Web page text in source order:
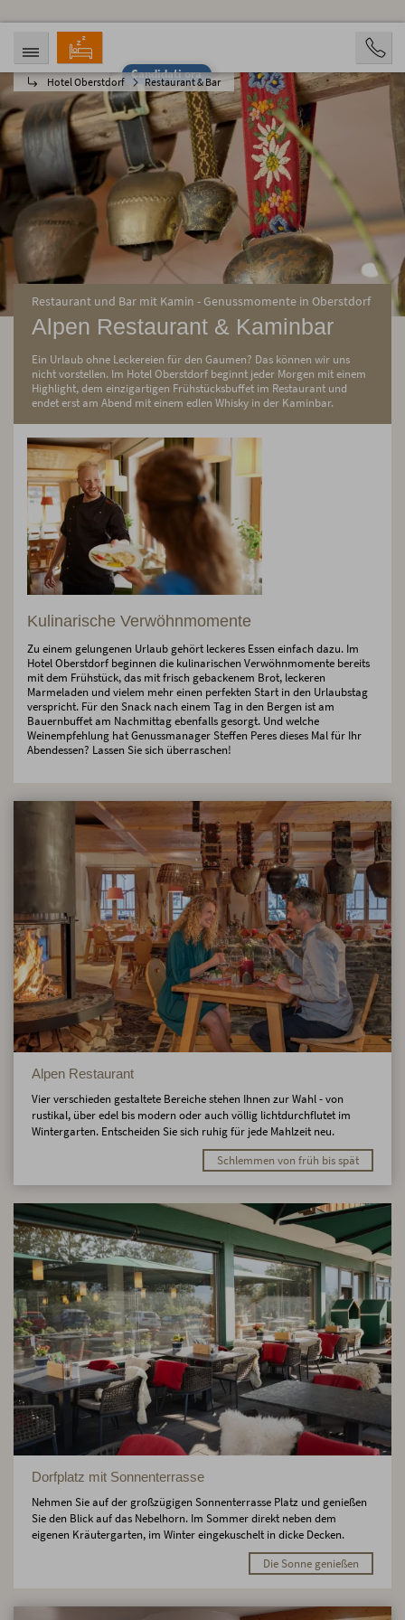
Candidati ora
Hotel Oberstdorf Restaurant & Bar
ARRIVO
09.08.2026
PARTENZA
14.08.2026
PERSONE
2 Personen
PRENOTAZIONE
Restaurant und Bar mit Kamin - Genussmomente in Oberstdorf
Alpen Restaurant & Kaminbar
Ein Urlaub ohne Leckereien für den Gaumen? Das können wir uns
nicht vorstellen. Im Hotel Oberstdorf beginnt jeder Morgen mit einem
Highlight, dem einzigartigen Frühstücksbuffet im Restaurant und
endet erst am Abend mit einem edlen Whisky in der Kaminbar.
Kulinarische Verwöhnmomente
Zu einem gelungenen Urlaub gehört leckeres Essen einfach dazu. Im
Hotel Oberstdorf beginnen die kulinarischen Verwöhnmomente bereits
mit dem Frühstück, das mit frisch gebackenem Brot, leckeren
Marmeladen und vielem mehr einen perfekten Start in den Urlaubstag
verspricht. Für den Snack nach einem Tag in den Bergen ist am
Bauernbuffet am Nachmittag ebenfalls gesorgt. Und welche
Weinempfehlung hat Genussmanager Steffen Peres dieses Mal für Ihr
Abendessen? Lassen Sie sich überraschen!
Alpen Restaurant
Vier verschieden gestaltete Bereiche stehen Ihnen zur Wahl - von
rustikal, über edel bis modern oder auch völlig lichtdurchflutet im
Wintergarten. Entscheiden Sie sich ruhig für jede Mahlzeit neu.
Schlemmen von früh bis spät
Dorfplatz mit Sonnenterrasse
Nehmen Sie auf der großzügigen Sonnenterrasse Platz und genießen
Sie den Blick auf das Nebelhorn. Im Sommer direkt neben dem
eigenen Kräutergarten, im Winter eingekuschelt in dicke Decken.
Die Sonne genießen